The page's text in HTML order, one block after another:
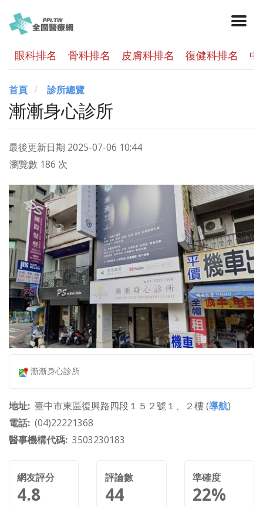
眼科排名 骨科排名 皮膚科排名 復健科排名
首頁 診所總覽
漸漸身心診所
最後更新日期 2025-07-06 10:44
瀏覽數 186 次
漸漸身心診所
地址 臺中市東區復興路四段１５２號１、２樓 (導航)
電話 (04)22221368
醫事機構代碼 3503230183
網友評分
4.8
評論數
44
準確度
22%